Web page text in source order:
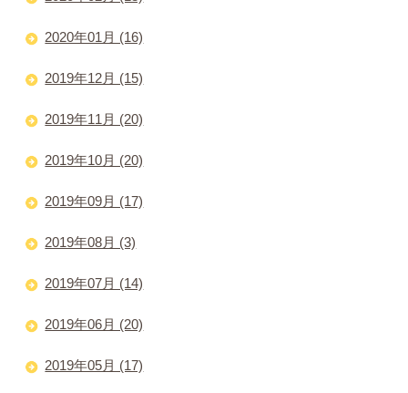
2020年01月 (16)
2019年12月 (15)
2019年11月 (20)
2019年10月 (20)
2019年09月 (17)
2019年08月 (3)
2019年07月 (14)
2019年06月 (20)
2019年05月 (17)